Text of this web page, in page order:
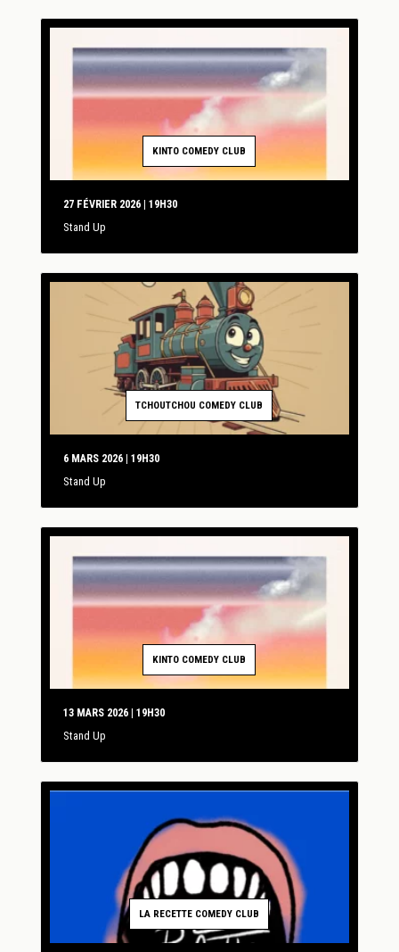
KINTO COMEDY CLUB
27 FÉVRIER 2026 | 19H30
Stand Up
TCHOUTCHOU COMEDY CLUB
6 MARS 2026 | 19H30
Stand Up
KINTO COMEDY CLUB
13 MARS 2026 | 19H30
Stand Up
LA RECETTE COMEDY CLUB